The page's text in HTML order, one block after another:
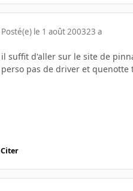
Posté(e) le 1 août 200323 a
il suffit d'aller sur le site de
perso pas de driver et quenotte
Citer